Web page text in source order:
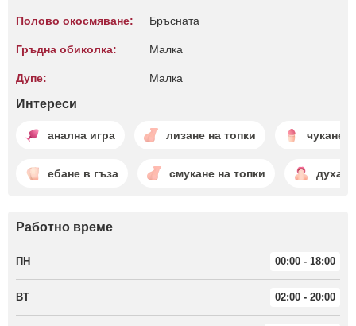
Полово окосмяване: Бръсната
Гръдна обиколка: Малкa
Дупе: Малкa
Интереси
анална игра лизане на топки чукане
ебане в гъза смукане на топки духане
Работно време
ПН 00:00 - 18:00
ВТ 02:00 - 20:00